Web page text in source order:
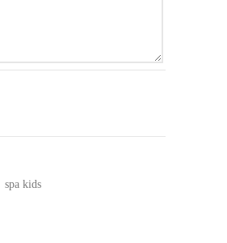
spa kids